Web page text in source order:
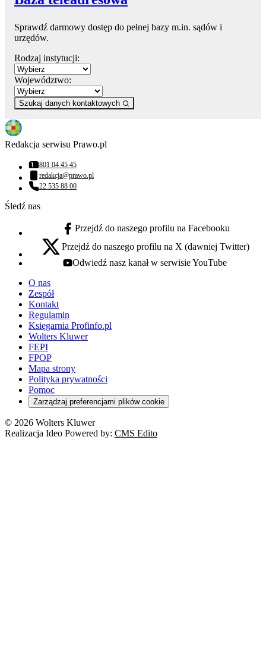
Sprawdź darmowy dostęp do pełnej bazy m.in. sądów i
urzędów.
Rodzaj instytucji:
Województwo:
Szukaj danych kontaktowych
Redakcja serwisu Prawo.pl
Numer telefonu:
801 04 45 45
Adres email:
redakcja@prawo.pl
Numer telefonu:
22 535 88 00
Śledź nas
facebook - otwiera się w nowej karcie
Przejdź do naszego profilu na Facebooku
x - otwiera się w nowej karcie
Przejdź do naszego profilu na X (dawniej Twitter)
youtube - otwiera się w nowej karcie
Odwiedź nasz kanał w serwisie YouTube
O nas
Zespół
Kontakt
Regulamin
Księgarnia Profinfo.pl
Wolters Kluwer
FEPI
FPOP
Mapa strony
Polityka prywatności
Pomoc
Zarządzaj preferencjami plików cookie
© 2026 Wolters Kluwer
Realizacja Ideo Powered by: CMS Edito